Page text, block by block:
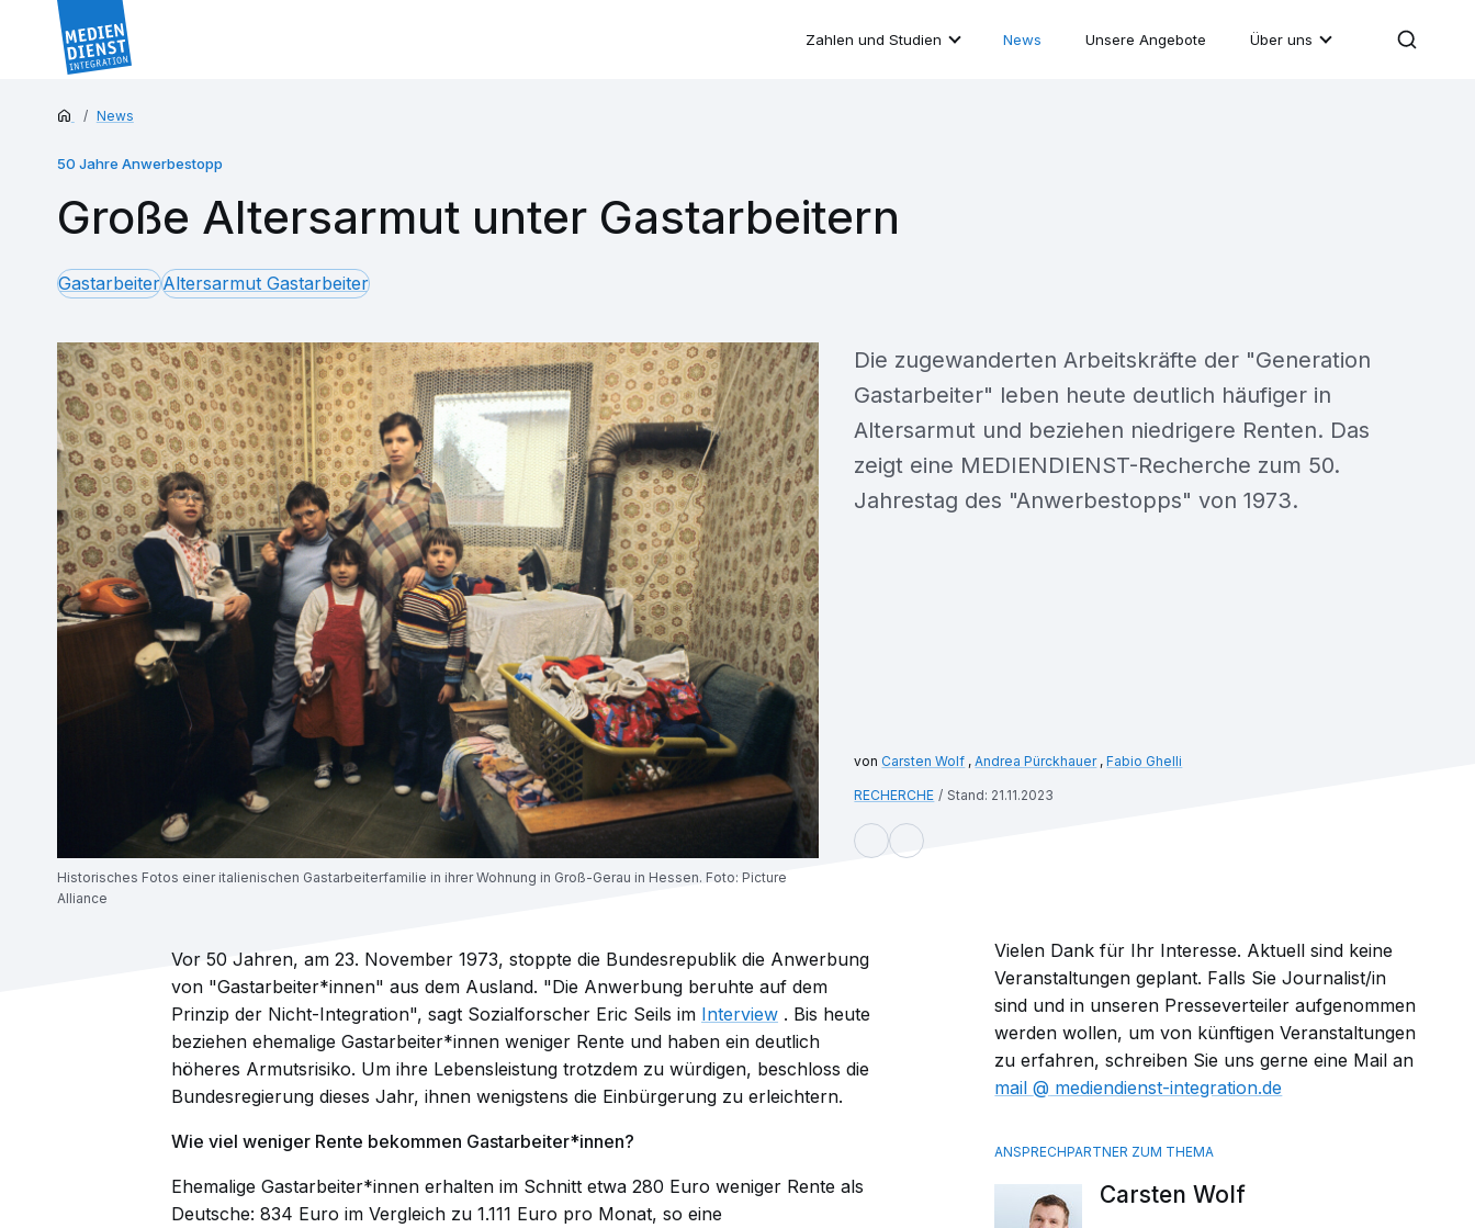
Zahlen und Studien News Unsere Angebote Über uns
News
50 Jahre Anwerbestopp
Große Altersarmut unter Gastarbeitern
GastarbeiterAltersarmut Gastarbeiter
Carsten Wolf , Andrea Pürckhauer,Fabio Ghelli
RECHERCHE Stand: 21.11.2023
Die zugewanderten Arbeitskräfte der "Generation
Gastarbeiter" leben heute deutlich häufiger in
Altersarmut und beziehen niedrigere Renten. Das
zeigt eine MEDIENDIENST-Recherche zum 50.
Jahrestag des "Anwerbestopps" von 1973.
Historisches Fotos einer italienischen Gastarbeiterfamilie in ihrer Wohnung in Groß-Gerau in Hessen. Foto: Picture
Alliance
Vor 50 Jahren, am 23. November 1973, stoppte die Bundesrepublik die Anwerbung
von "Gastarbeiter*innen" aus dem Ausland. "Die Anwerbung beruhte auf dem
Prinzip der Nicht-Integration", sagt Sozialforscher Eric Seils im Interview . Bis heute
beziehen ehemalige Gastarbeiter*innen weniger Rente und haben ein deutlich
höheres Armutsrisiko. Um ihre Lebensleistung trotzdem zu würdigen, beschloss die
Bundesregierung dieses Jahr, ihnen wenigstens die Einbürgerung zu erleichtern.
Wie viel weniger Rente bekommen Gastarbeiter*innen?
Ehemalige Gastarbeiter*innen erhalten im Schnitt etwa 280 Euro weniger Rente als
Deutsche: 834 Euro im Vergleich zu 1.111 Euro pro Monat, so eine
Vielen Dank für Ihr Interesse. Aktuell sind keine
Veranstaltungen geplant. Falls Sie Journalist/in
sind und in unseren Presseverteiler aufgenommen
werden wollen, um von künftigen Veranstaltungen
zu erfahren, schreiben Sie uns gerne eine Mail an
mail​
mediendienst-integration.de
Carsten Wolf